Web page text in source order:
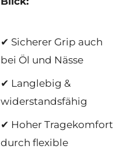
✔ Sicherer Grip auch
bei Öl und Nässe
✔ Langlebig &
widerstandsfähig
✔ Hoher Tragekomfort
durch flexible